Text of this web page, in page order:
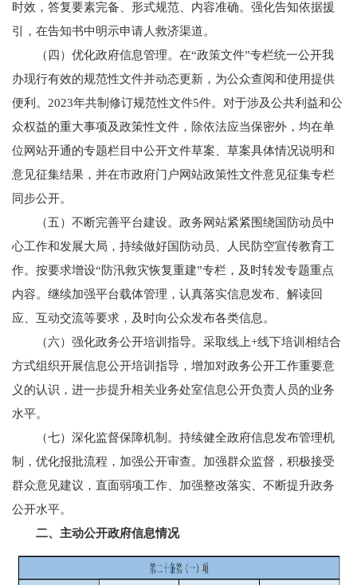
时效，答复要素完备、形式规范、内容准确。强化告知依据援
引，在告知书中明示申请人救济渠道。
（四）优化政府信息管理。在“政策文件”专栏统一公开我
办现行有效的规范性文件并动态更新，为公众查阅和使用提供
便利。2023年共制修订规范性文件5件。对于涉及公共利益和公
众权益的重大事项及政策性文件，除依法应当保密外，均在单
位网站开通的专题栏目中公开文件草案、草案具体情况说明和
意见征集结果，并在市政府门户网站政策性文件意见征集专栏
同步公开。
（五）不断完善平台建设。政务网站紧紧围绕国防动员中
心工作和发展大局，持续做好国防动员、人民防空宣传教育工
作。按要求增设“防汛救灾恢复重建”专栏，及时转发专题重点
内容。继续加强平台载体管理，认真落实信息发布、解读回
应、互动交流等要求，及时向公众发布各类信息。
（六）强化政务公开培训指导。采取线上+线下培训相结合
方式组织开展信息公开培训指导，增加对政务公开工作重要意
义的认识，进一步提升相关业务处室信息公开负责人员的业务
水平。
（七）深化监督保障机制。持续健全政府信息发布管理机
制，优化报批流程，加强公开审查。加强群众监督，积极接受
群众意见建议，直面弱项工作、加强整改落实、不断提升政务
公开水平。
二、主动公开政府信息情况